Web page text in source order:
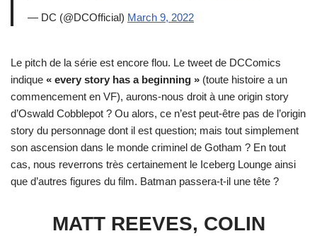
— DC (@DCOfficial) March 9, 2022
Le pitch de la série est encore flou. Le tweet de DCComics
indique « every story has a beginning » (toute histoire a un
commencement en VF), aurons-nous droit à une origin story
d’Oswald Cobblepot ? Ou alors, ce n’est peut-être pas de l’origin
story du personnage dont il est question; mais tout simplement
son ascension dans le monde criminel de Gotham ? En tout
cas, nous reverrons très certainement le Iceberg Lounge ainsi
que d’autres figures du film. Batman passera-t-il une tête ?
MATT REEVES, COLIN